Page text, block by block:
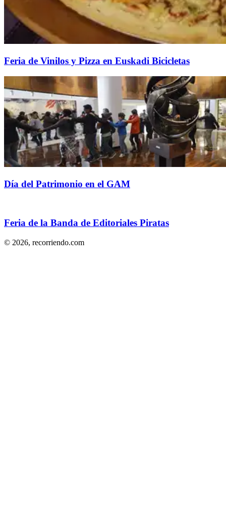
Feria de Vinilos y Pizza en Euskadi Bicicletas
Día del Patrimonio en el GAM
Feria de la Banda de Editoriales Piratas
© 2026, recorriendo.com